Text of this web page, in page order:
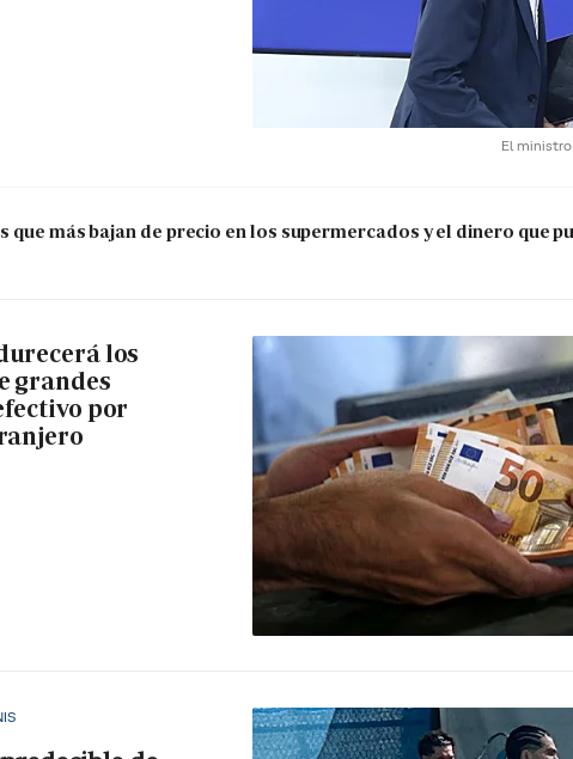
El ministro
que más bajan de precio en los supermercados y el dinero que
los
grandes
por